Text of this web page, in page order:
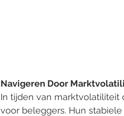
Navigeren Door
In tijden van
voor beleggers. Hun